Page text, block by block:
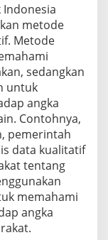
metode
Metode
sedangkan
untuk
angka
Contohnya,
pemerintah
data kualitatif
tentang
memahami
angka